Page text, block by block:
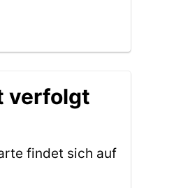
verfolgt
findet sich auf